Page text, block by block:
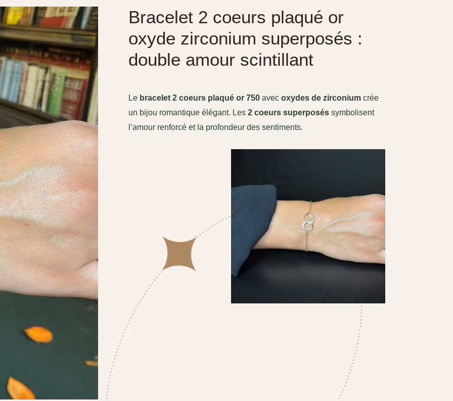
Bracelet 2 coeurs plaqué or
oxyde zirconium superposés :
double amour scintillant
Le bracelet 2 coeurs plaqué or 750avec oxydes de zirconiumcrée
un bijou romantique élégant. Les 2 coeurs superposéssymbolisent
l’amour renforcé et la profondeur des sentiments.